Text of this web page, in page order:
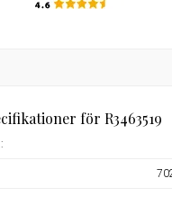
för R3463519